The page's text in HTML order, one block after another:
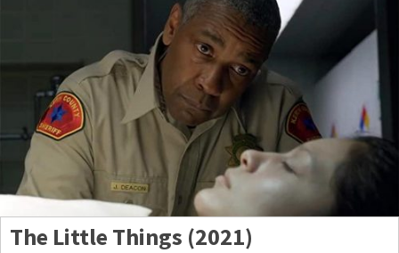
The Little Things (2021)